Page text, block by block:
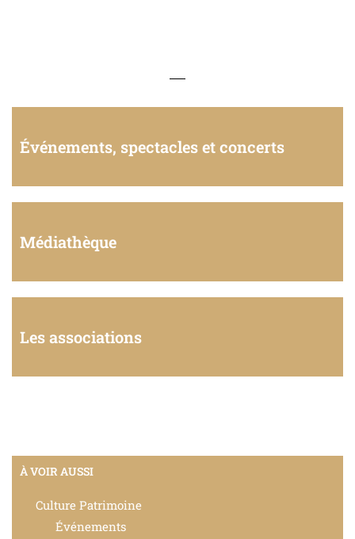
Événements, spectacles et concerts
Médiathèque
Les associations
À VOIR AUSSI
Culture Patrimoine
Événements